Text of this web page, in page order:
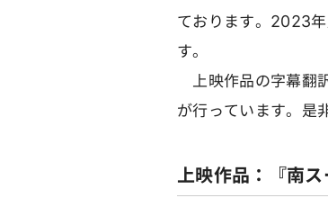
ております。2023
す。
上映作品の字幕翻
が行っています。是
上映作品：『南